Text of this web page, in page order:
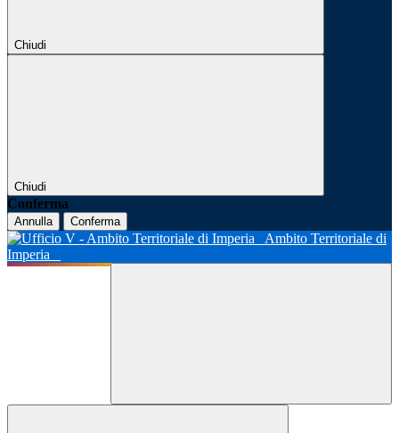
Chiudi
Chiudi
Conferma
Annulla Conferma
Ambito Territoriale di
Imperia